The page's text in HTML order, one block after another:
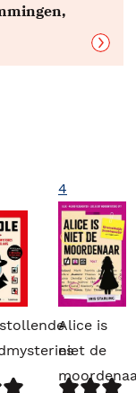
4
Alice is
niet de